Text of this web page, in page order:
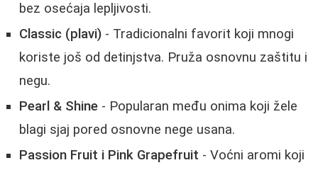
bez osećaja lepljivosti.
Classic (plavi) - Tradicionalni favorit koji mnogi
koriste još od detinjstva. Pruža osnovnu zaštitu i
negu.
Pearl & Shine - Popularan među onima koji žele
blagi sjaj pored osnovne nege usana.
Passion Fruit i Pink Grapefruit - Voćni aromi koji